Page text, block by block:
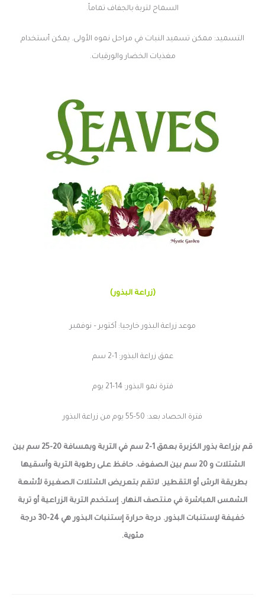
السماح لتربة بالجفاف تماماً.
التسميد: ممكن تسميد النبات في مراحل نموه الأولى. يمكن أستخدام
مغذيات الخضار والورقيات.
(زراعة البذور)
موعد زراعة البذور خارجيا: أكتوبر – نوفمبر
عمق زراعة البذور: 1-2 سم
فترة نمو البذور: 14-21 يوم
فترة الحصاد بعد: 50-55 يوم من زراعة البذور
قم بزراعة بذور الكزبرة بعمق 1-2 سم في التربة وبمسافة 20-25 سم بين
الشتلات و 20 سم بين الصفوف. حافظ على رطوبة التربة وأسقيها
بطريقة الرش أو التقطير. لاتقم بتعريض الشتلات الصغيرة لأشعة
الشمس المباشرة في منتصف النهار. إستخدم التربة الزراعية أو تربة
خفيفة لإستنبات البذور. درجة حرارة إستنبات البذور هي 24-30 درجة
مئوية.